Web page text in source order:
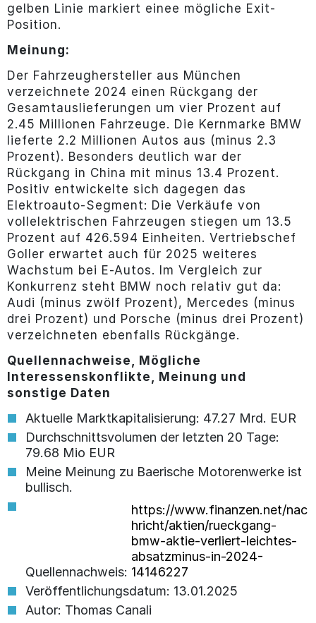
gelben Linie markiert einee mögliche Exit-
Position.
Meinung:
Der Fahrzeughersteller aus München
verzeichnete 2024 einen Rückgang der
Gesamtauslieferungen um vier Prozent auf
2.45 Millionen Fahrzeuge. Die Kernmarke BMW
lieferte 2.2 Millionen Autos aus (minus 2.3
Prozent). Besonders deutlich war der
Rückgang in China mit minus 13.4 Prozent.
Positiv entwickelte sich dagegen das
Elektroauto-Segment: Die Verkäufe von
vollelektrischen Fahrzeugen stiegen um 13.5
Prozent auf 426.594 Einheiten. Vertriebschef
Goller erwartet auch für 2025 weiteres
Wachstum bei E-Autos. Im Vergleich zur
Konkurrenz steht BMW noch relativ gut da:
Audi (minus zwölf Prozent), Mercedes (minus
drei Prozent) und Porsche (minus drei Prozent)
verzeichneten ebenfalls Rückgänge.
Quellennachweise, Mögliche
Interessenskonflikte, Meinung und
sonstige Daten
Aktuelle Marktkapitalisierung: 47.27 Mrd. EUR
Durchschnittsvolumen der letzten 20 Tage:
79.68 Mio EUR
Meine Meinung zu Baerische Motorenwerke ist
bullisch.
Quellennachweis:
https://www.finanzen.net/nac
hricht/aktien/rueckgang-
bmw-aktie-verliert-leichtes-
absatzminus-in-2024-
14146227
Veröffentlichungsdatum: 13.01.2025
Autor: Thomas Canali